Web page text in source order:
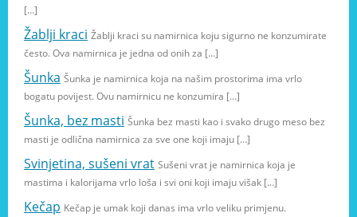
[…]
Žablji kraci Žablji kraci su namirnica koju sigurno ne konzumirate
često. Ova namirnica je jedna od onih za […]
Šunka Šunka je namirnica koja na našim prostorima ima vrlo
bogatu povijest. Ovu namirnicu ne konzumira […]
Šunka, bez masti Šunka bez masti kao i svako drugo meso bez
masti je odlična namirnica za sve one koji imaju […]
Svinjetina, sušeni vrat Sušeni vrat je namirnica koja je
mastima i kalorijama vrlo loša i svi oni koji imaju višak […]
Kečap Kečap je umak koji danas ima vrlo veliku primjenu.